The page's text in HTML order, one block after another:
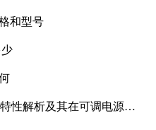
和型号
性解析及其在可调电源设